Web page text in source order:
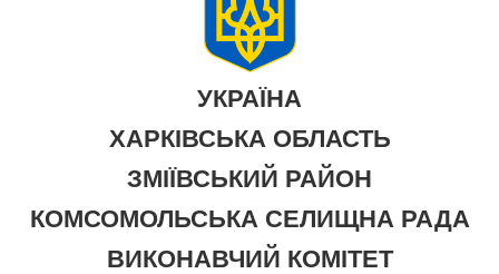
УКРАЇНА
ХАРКІВСЬКА ОБЛАСТЬ
ЗМІЇВСЬКИЙ РАЙОН
КОМСОМОЛЬСЬКА СЕЛИЩНА РАДА
ВИКОНАВЧИЙ КОМІТЕТ